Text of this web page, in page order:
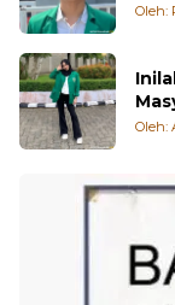
Oleh:
Oleh: